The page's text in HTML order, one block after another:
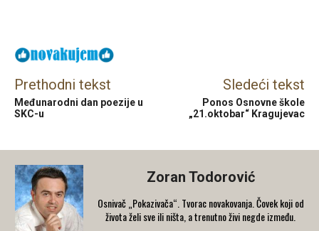
Prethodni tekst
Međunarodni dan poezije u
SKC-u
Sledeći tekst
Ponos Osnovne škole
„21.oktobar“ Kragujevac
Zoran Todorović
Osnivač „Pokazivača“. Tvorac novakovanja. Čovek koji od
života želi sve ili ništa, a trenutno živi negde između.